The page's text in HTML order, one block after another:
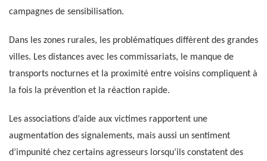
campagnes de sensibilisation.
Dans les zones rurales, les problématiques diffèrent des grandes
villes. Les distances avec les commissariats, le manque de
transports nocturnes et la proximité entre voisins compliquent à
la fois la prévention et la réaction rapide.
Les associations d’aide aux victimes rapportent une
augmentation des signalements, mais aussi un sentiment
d’impunité chez certains agresseurs lorsqu’ils constatent des